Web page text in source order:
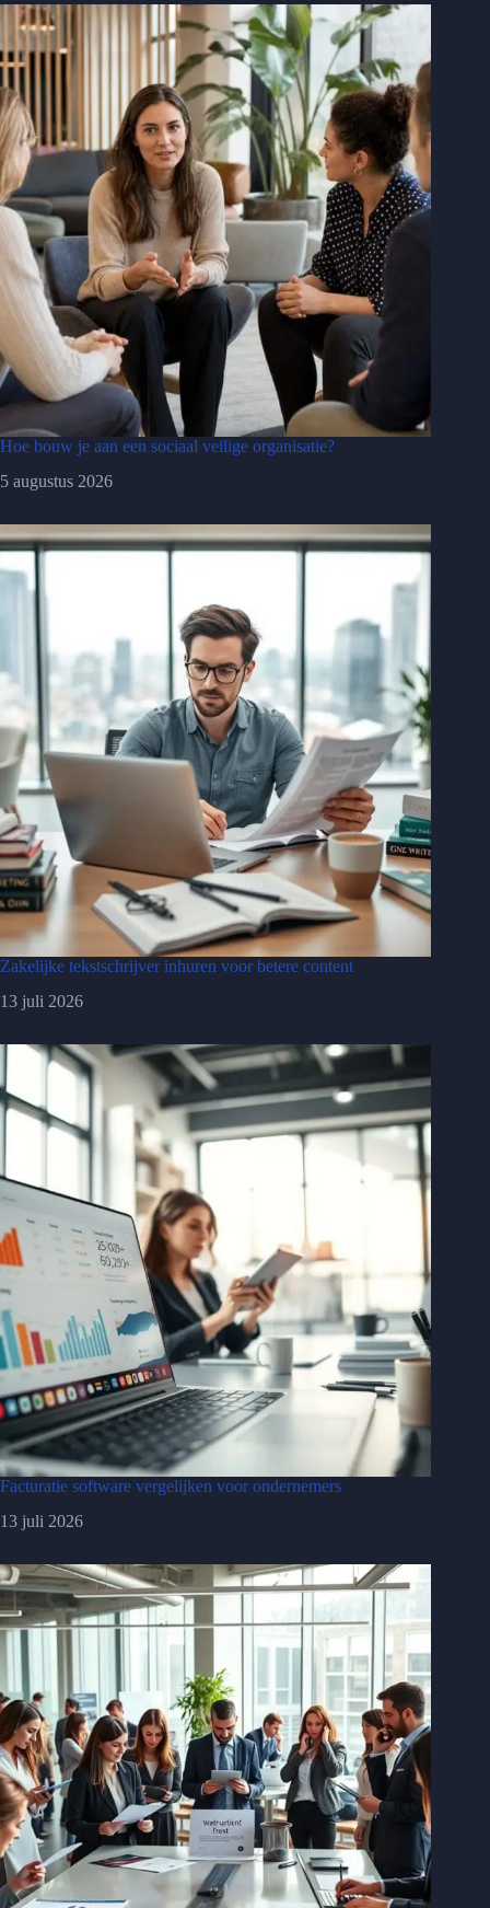
Hoe bouw je aan een sociaal veilige organisatie?
5 augustus 2026
Zakelijke tekstschrijver inhuren voor betere content
13 juli 2026
Facturatie software vergelijken voor ondernemers
13 juli 2026